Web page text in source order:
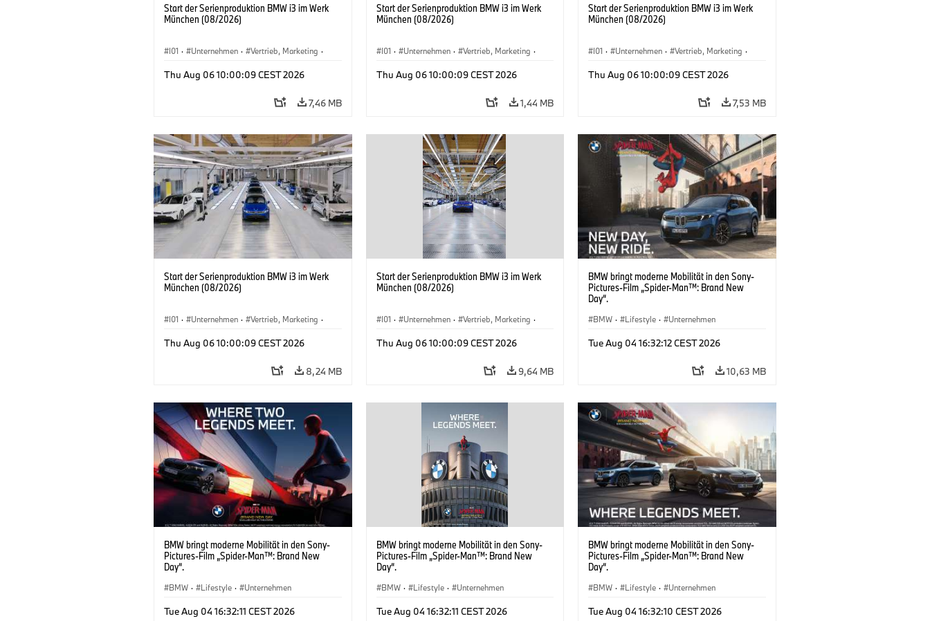
Start der Serienproduktion BMW i3 im Werk
München (08/2026)
I01 · Unternehmen · Vertrieb, Marketing ·
Thu Aug 06 10:00:09 CEST 2026
7,46 MB
Start der Serienproduktion BMW i3 im Werk
München (08/2026)
I01 · Unternehmen · Vertrieb, Marketing ·
Thu Aug 06 10:00:09 CEST 2026
1,44 MB
Start der Serienproduktion BMW i3 im Werk
München (08/2026)
I01 · Unternehmen · Vertrieb, Marketing ·
Thu Aug 06 10:00:09 CEST 2026
7,53 MB
Start der Serienproduktion BMW i3 im Werk
München (08/2026)
I01 · Unternehmen · Vertrieb, Marketing ·
Thu Aug 06 10:00:09 CEST 2026
8,24 MB
Start der Serienproduktion BMW i3 im Werk
München (08/2026)
I01 · Unternehmen · Vertrieb, Marketing ·
Thu Aug 06 10:00:09 CEST 2026
9,64 MB
BMW bringt moderne Mobilität in den Sony-
Pictures-Film „Spider-Man™: Brand New
Day“.
BMW · Lifestyle · Unternehmen
Tue Aug 04 16:32:12 CEST 2026
10,63 MB
BMW bringt moderne Mobilität in den Sony-
Pictures-Film „Spider-Man™: Brand New
Day“.
BMW · Lifestyle · Unternehmen
Tue Aug 04 16:32:11 CEST 2026
BMW bringt moderne Mobilität in den Sony-
Pictures-Film „Spider-Man™: Brand New
Day“.
BMW · Lifestyle · Unternehmen
Tue Aug 04 16:32:11 CEST 2026
BMW bringt moderne Mobilität in den Sony-
Pictures-Film „Spider-Man™: Brand New
Day“.
BMW · Lifestyle · Unternehmen
Tue Aug 04 16:32:10 CEST 2026